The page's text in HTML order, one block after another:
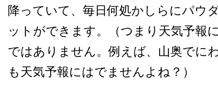
降っていて、毎日何処かしらにパウ
ットができます。（つまり天気予報
ではありません。例えば、山奥でに
も天気予報にはでませんよね？）